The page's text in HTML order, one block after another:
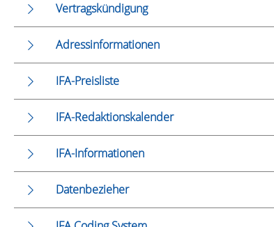
Vertragskündigung
Adressinformationen
IFA-Preisliste
IFA-Redaktionskalender
IFA-Informationen
Datenbezieher